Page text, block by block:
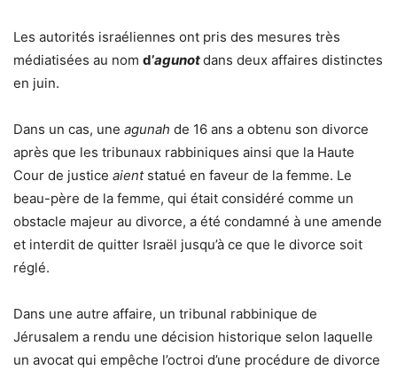
Les autorités israéliennes ont pris des mesures très
médiatisées au nom d’agunotdans deux affaires distinctes
en juin.
Dans un cas, une agunah de 16 ans a obtenu son divorce
après que les tribunaux rabbiniques ainsi que la Haute
Cour de justice aientstatué en faveur de la femme. Le
beau-père de la femme, qui était considéré comme un
obstacle majeur au divorce, a été condamné à une amende
et interdit de quitter Israël jusqu’à ce que le divorce soit
réglé.
Dans une autre affaire, un tribunal rabbinique de
Jérusalem a rendu une décision historique selon laquelle
un avocat qui empêche l’octroi d’une procédure de divorce